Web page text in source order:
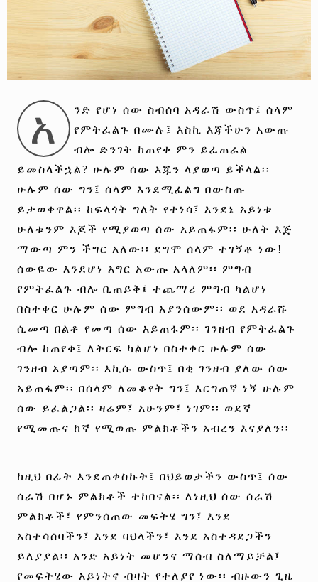
አ
ንድ የሆነ ሰው ስብሰባ አዳራሽ ውስጥ፤ ሰላም
የምትፈልጉ በሙሉ፤ እስኪ እጃችሁን አውጡ
ብሎ ድንገት ከጠየቀ ምን ይፈጠራል
ይመስላችኋል? ሁሉም ሰው እጁን ላያወጣ ይችላል፡፡
ሁሉም ሰው ግን፤ ሰላም እንደሚፈልግ በውስጡ
ይታወቀዋል፡፡ ከፍላጎት ግለት የተነሳ፤ እንደኔ አይነቱ
ሁለቱንም እጆች የሚያወጣ ሰው አይጠፋም፡፡ ሁለት እጅ
ማውጣ ምን ችግር አለው፡፡ ደግሞ ሰላም ተገኝቶ ነው!
ሰውዬው እንደሆነ እግር አውጡ አላለም፡፡ ምግብ
የምትፈልጉ ብሎ ቢጠይቅ፤ ተጨማሪ ምግብ ካልሆነ
በስተቀር ሁሉም ሰው ምግብ አያንሰውም፡፡ ወደ አዳራሹ
ሲመጣ በልቶ የመጣ ሰው አይጠፋም፡፡ ገንዘብ የምትፈልጉ
ብሎ ከጠየቀ፤ ለትርፍ ካልሆነ በስተቀር ሁሉም ሰው
ገንዘብ አያጣም፡፡ እኪሱ ውስጥ፤ በቂ ገንዘብ ያለው ሰው
አይጠፋም፡፡ በሰላም ለመቆየት ግን፤ እርግጠኛ ነኝ ሁሉም
ሰው ይፈልጋል፡፡ ዛሬም፤ አሁንም፤ ነገም፡፡ ወደኛ
የሚመጡና ከኛ የሚወጡ ምልክቶችን አብረን እናያለን፡፡
ከዚህ በፊት እንደጠቀስኩት፤ በህይወታችን ውስጥ፤ ሰው
ሰራሽ በሆኑ ምልክቶች ተከበናል፡፡ ለነዚህ ሰው ሰራሽ
ምልክቶች፤ የምንሰጠው መፍትሄ ግን፤ እንደ
አስተሳሰባችን፤ እንደ ባህላችን፤ እንደ አስተዳደጋችን
ይለያያል፡፡ አንድ አይነት መሆንና ማሰብ ስለማይቻል፤
የመፍትሄው አይነትና ብዛት የተለያየ ነው፡፡ ብዙውን ጊዜ